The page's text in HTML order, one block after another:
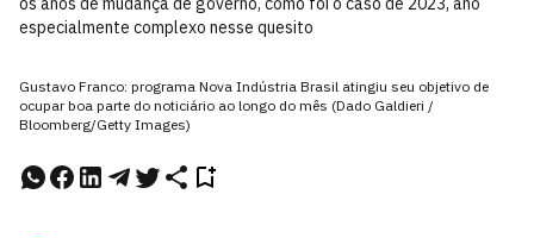
especialmente complexo nesse quesito
Gustavo Franco: programa Nova Indústria Brasil atingiu seu objetivo de
ocupar boa parte do noticiário ao longo do mês (Dado Galdieri /
Bloomberg/Getty Images)